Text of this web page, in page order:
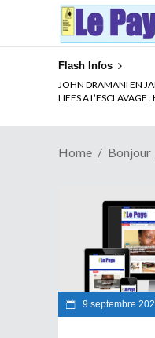
Flash Infos
JOHN DRAMANI EN
LIEES A
Home Bonjour
9 septembre